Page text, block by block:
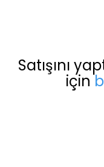
Satışını
için